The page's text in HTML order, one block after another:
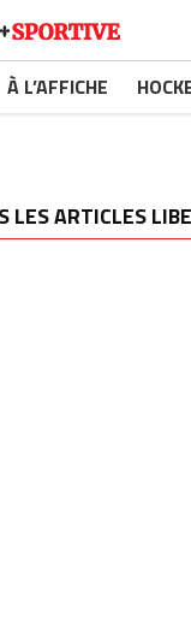
À L’AFFICHE
LES ARTICLES